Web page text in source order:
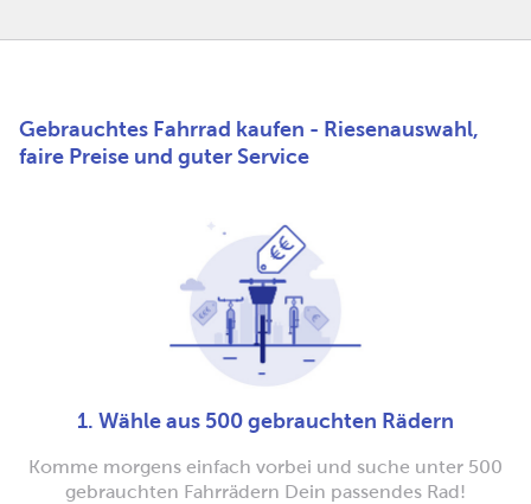
Gebrauchtes Fahrrad kaufen - Riesenauswahl,
faire Preise und guter Service
1. Wähle aus 500 gebrauchten Rädern
Komme morgens einfach vorbei und suche unter 500
gebrauchten Fahrrädern Dein passendes Rad!